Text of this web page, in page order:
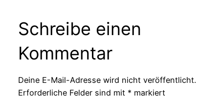
Schreibe einen
Kommentar
Deine E-Mail-Adresse wird nicht veröffentlicht.
Erforderliche Felder sind mit * markiert